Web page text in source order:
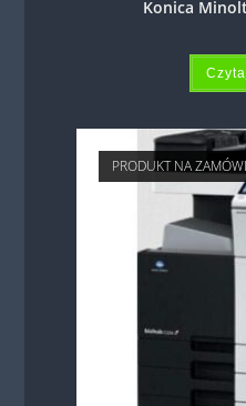
Konica
PRODUKT NA